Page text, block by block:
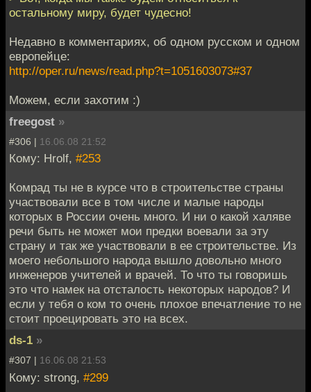
остальному миру, будет чудесно!
Недавно в комментариях, об одном русском и одном
европейце:
http://oper.ru/news/read.php?t=1051603073#37
Можем, если захотим :)
freegost »
#306 | 16.06.08 21:52
Кому: Hrolf, #253
Комрад ты не в курсе что в строительстве страны
участвовали все в том числе и малые народы
которых в России очень много. И ни о какой халяве
речи быть не может мои предки воевали за эту
страну и так же участвовали в ее строительстве. Из
моего небольшого народа вышло довольно много
инженеров учителей и врачей. То что ты говоришь
это что намек на отсталость некоторых народов? И
если у тебя о ком то очень плохое впечатление то не
стоит проецировать это на всех.
ds-1 »
#307 | 16.06.08 21:53
Кому: strong, #299